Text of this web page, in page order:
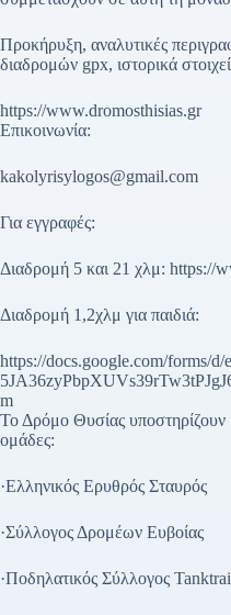
Προκήρυξη, αναλυτικές
διαδρομών gpx, ιστορικά
https://www.dromosthisias.gr
Επικοινωνία:
kakolyrisylogos@gmail.com
Για εγγραφές:
Διαδρομή 5 και 21 χλμ: https://
Διαδρομή 1,2χλμ για παιδιά:
https://docs.google.com/forms/
m
Το Δρόμο Θυσίας υποστηρίζουν
ομάδες:
·Ελληνικός Ερυθρός Σταυρός
·Σύλλογος Δρομέων Ευβοίας
·Ποδηλατικός Σύλλογος